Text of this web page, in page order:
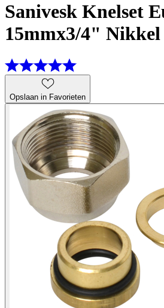
Sanivesk Knelset
15mmx3/4" Nikkel
Opslaan in Favorieten